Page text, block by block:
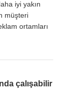
iyi yakın
müşteri
ortamları
çalışabilir